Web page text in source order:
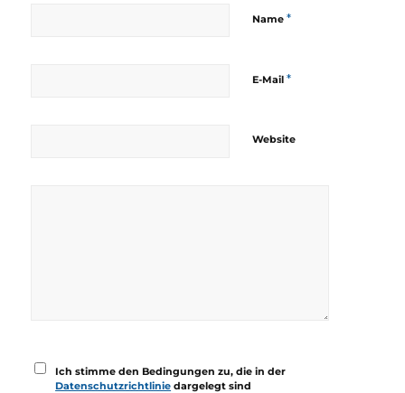
Name *
E-Mail *
Website
Ich stimme den Bedingungen zu, die in der
Datenschutzrichtlinie dargelegt sind